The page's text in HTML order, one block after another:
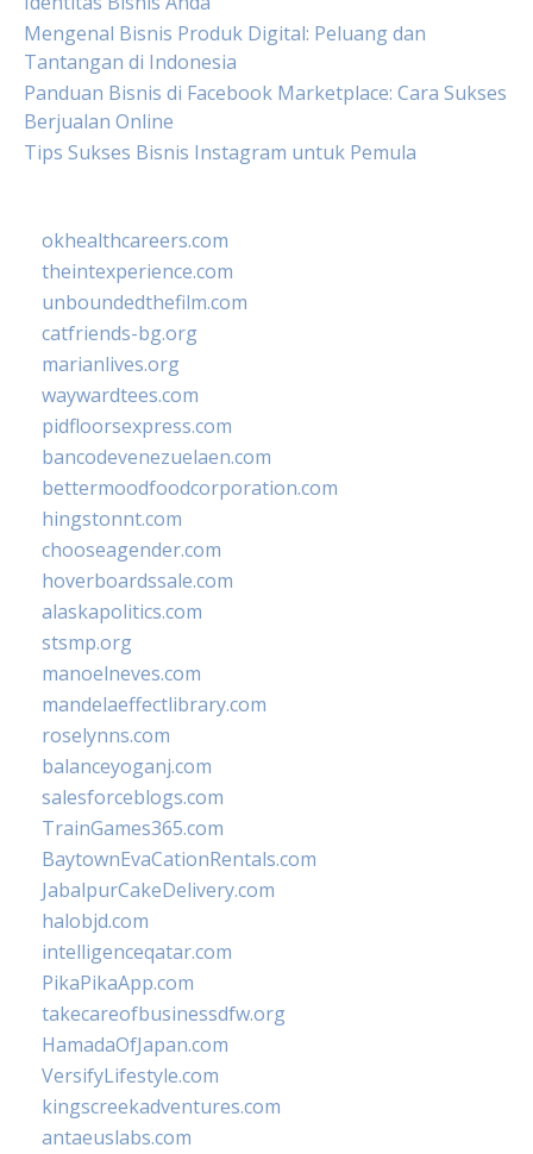
Mengenal Bisnis Produk Digital: Peluang dan
Tantangan di Indonesia
Panduan Bisnis di Facebook Marketplace: Cara Sukses
Berjualan Online
Tips Sukses Bisnis Instagram untuk Pemula
okhealthcareers.com
theintexperience.com
unboundedthefilm.com
catfriends-bg.org
marianlives.org
waywardtees.com
pidfloorsexpress.com
bancodevenezuelaen.com
bettermoodfoodcorporation.com
hingstonnt.com
chooseagender.com
hoverboardssale.com
alaskapolitics.com
stsmp.org
manoelneves.com
mandelaeffectlibrary.com
roselynns.com
balanceyoganj.com
salesforceblogs.com
TrainGames365.com
BaytownEvaCationRentals.com
JabalpurCakeDelivery.com
halobjd.com
intelligenceqatar.com
PikaPikaApp.com
takecareofbusinessdfw.org
HamadaOfJapan.com
VersifyLifestyle.com
kingscreekadventures.com
antaeuslabs.com